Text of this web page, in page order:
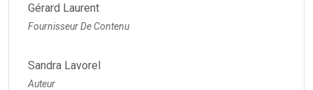
Gérard Laurent
Fournisseur De Contenu
Sandra Lavorel
Auteur